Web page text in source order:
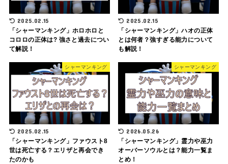
2025.02.15
「シャーマンキング」ホロホロと
コロロの正体は? 強さと過去につい
て解説！
2025.02.15
「シャーマンキング」ハオの正体
とは何者？強すぎる能力について
も解説！
シャーマンキング
2025.02.15
「シャーマンキング」ファウスト8
世は死亡する？エリザと再会でき
たのかも
シャーマンキング
2026.05.26
「シャーマンキング」霊力や巫力
オーバーソウルとは？能力一覧ま
とめ！